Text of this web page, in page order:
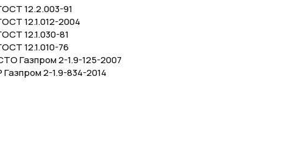
12.2.003-91
12.1.012-2004
12.1.030-81
12.1.010-76
Газпром 2-1.9-125-2007
Газпром 2-1.9-834-2014